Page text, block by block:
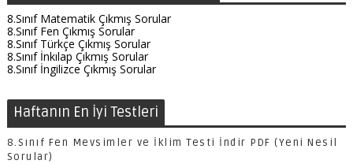
8.Sınıf Matematik Çıkmış Sorular
8.Sınıf Fen Çıkmış Sorular
8.Sınıf Türkçe Çıkmış Sorular
8.Sınıf İnkılap Çıkmış Sorular
8.Sınıf İngilizce Çıkmış Sorular
Haftanın En İyi Testleri
8.Sınıf Fen Mevsimler ve İklim Testi İndir PDF (Yeni Nesil
Sorular)